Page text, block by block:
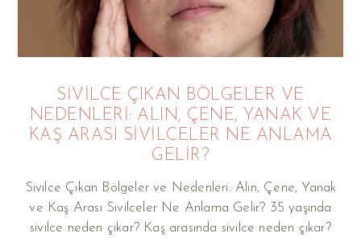
SIVILCE ÇIKAN BÖLGELER VE
NEDENLERI: ALIN, ÇENE, YANAK VE
KAŞ ARASI SIVILCELER NE ANLAMA
GELIR?
Sivilce Çıkan Bölgeler ve Nedenleri: Alın, Çene, Yanak
ve Kaş Arası Sivilceler Ne Anlama Gelir? 35 yaşında
sivilce neden çıkar? Kaş arasında sivilce neden çıkar?